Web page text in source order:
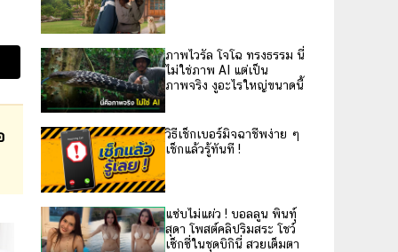
ภาพไวรัล โจโฉ ทรงธรรม นี่
ไม่ใช่ภาพ AI แต่เป็น
ภาพจริง งูอะไรใหญ่ขนาดนี้
วิธีเช็กเบอร์มิจฉาชีพง่าย ๆ
เช็กแล้วรู้ทันที !
แซ่บไม่แผ่ว ! บอลลูน พินทุ์
สุดา โพสต์คลิปริมสระ โชว์
เซ็กซี่ในชุดบิกินี่ สวยเต็มตา